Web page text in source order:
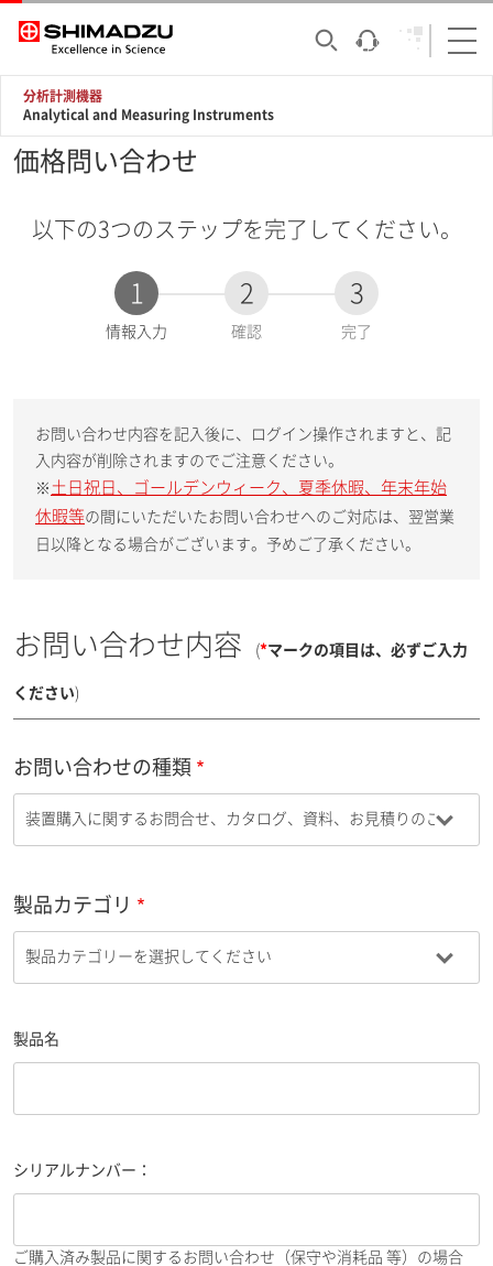
分析計測機器
Analytical and Measuring Instruments
価格問い合わせ
以下の3つのステップを完了してください。
1
現
情報入力
2
確認
3
完了
お問い合わせ内容を記入後に、ログイン操作されますと、記
入内容が削除されますのでご注意ください。
※ 土日祝日、ゴールデンウィーク、夏季休暇、年末年始
休暇等の間にいただいたお問い合わせへのご対応は、翌営業
日以降となる場合がございます。予めご了承ください。
お問い合わせ内容 (*マークの項目は、必ずご入力
ください)
お問い合わせの種類
製品カテゴリ
製品名
シリアルナンバー：
ご購入済み製品に関するお問い合わせ（保守や消耗品 等）の場合